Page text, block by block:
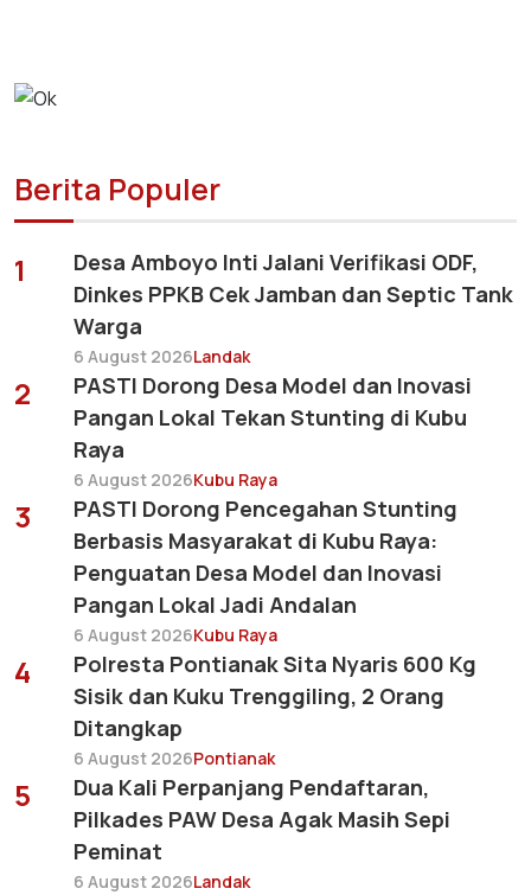
Berita Populer
1
Desa Amboyo Inti Jalani Verifikasi ODF,
Dinkes PPKB Cek Jamban dan Septic Tank
Warga
6 August 2026Landak
2
PASTI Dorong Desa Model dan Inovasi
Pangan Lokal Tekan Stunting di Kubu
Raya
6 August 2026Kubu Raya
3
PASTI Dorong Pencegahan Stunting
Berbasis Masyarakat di Kubu Raya:
Penguatan Desa Model dan Inovasi
Pangan Lokal Jadi Andalan
6 August 2026Kubu Raya
4
Polresta Pontianak Sita Nyaris 600 Kg
Sisik dan Kuku Trenggiling, 2 Orang
Ditangkap
6 August 2026Pontianak
5
Dua Kali Perpanjang Pendaftaran,
Pilkades PAW Desa Agak Masih Sepi
Peminat
6 August 2026Landak